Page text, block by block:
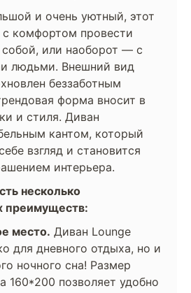
и очень уютный, этот
с комфортом провести
или наоборот — с
людьми. Внешний вид
беззаботным
форма вносит в
и стиля. Диван
кантом, который
взгляд и становится
интерьера.
несколько
преимуществ:
место. Диван Lounge
для дневного отдыха, но и
ночного сна! Размер
160*200 позволяет удобно